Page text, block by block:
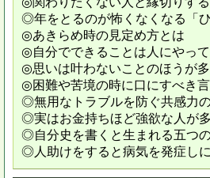
◎年をとるのが怖くなくなる「
◎あきらめ時の見定め方とは
◎自分でできることは人にやっ
◎思いは叶わないことのほうが
◎困難や苦境の時に口にすべき
◎無用なトラブルを防ぐ共感力
◎実はお金持ちほど強欲な人が
◎自分史を書くと生まれる五つ
◎人助けをすると病気を発症し